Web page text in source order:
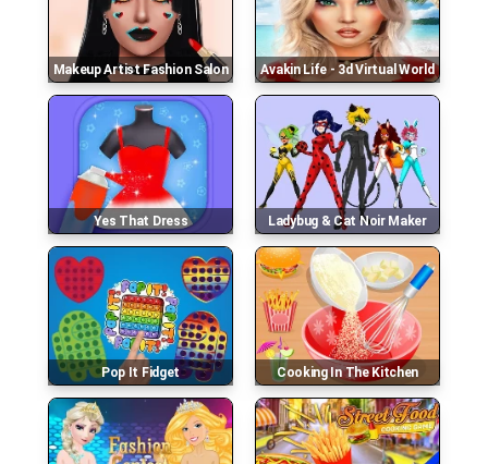
Makeup Artist Fashion Salon Avakin Life - 3d Virtual World
Yes That Dress Ladybug & Cat Noir Maker
Pop It Fidget Cooking In The Kitchen